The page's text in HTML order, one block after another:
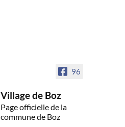
96
Village de Boz
Page officielle de la
commune de Boz